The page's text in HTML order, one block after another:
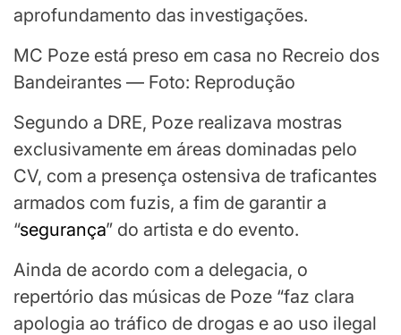
aprofundamento das investigações.
MC Poze está preso em casa no Recreio dos
Bandeirantes — Foto: Reprodução
Segundo a DRE, Poze realizava mostras
exclusivamente em áreas dominadas pelo
CV, com a presença ostensiva de traficantes
armados com fuzis, a fim de garantir a
“segurança” do artista e do evento.
Ainda de acordo com a delegacia, o
repertório das músicas de Poze “faz clara
apologia ao tráfico de drogas e ao uso ilegal